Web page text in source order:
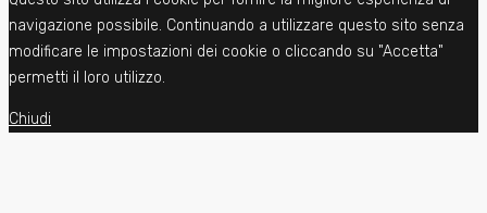
navigazione possibile. Continuando a utilizzare questo sito senza
modificare le impostazioni dei cookie o cliccando su "Accetta"
permetti il loro utilizzo.
Chiudi